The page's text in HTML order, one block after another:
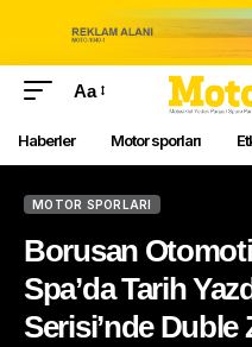
Aa
Haberler Motor sporları
MOTOR SPORLARI
Borusan
Spa’da Tarih
Serisi’nde Duble